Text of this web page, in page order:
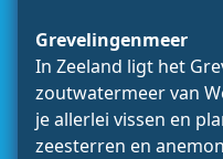
Grevelingenmeer
In Zeeland ligt het
zoutwatermeer van
je allerlei vissen en
zeesterren en